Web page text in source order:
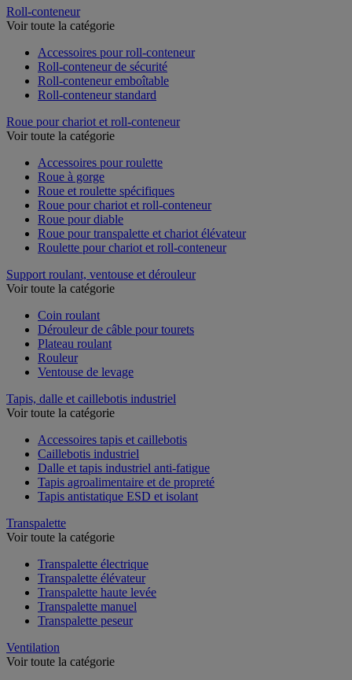
Roll-conteneur
Voir toute la catégorie
Accessoires pour roll-conteneur
Roll-conteneur de sécurité
Roll-conteneur emboîtable
Roll-conteneur standard
Roue pour chariot et roll-conteneur
Voir toute la catégorie
Accessoires pour roulette
Roue à gorge
Roue et roulette spécifiques
Roue pour chariot et roll-conteneur
Roue pour diable
Roue pour transpalette et chariot élévateur
Roulette pour chariot et roll-conteneur
Support roulant, ventouse et dérouleur
Voir toute la catégorie
Coin roulant
Dérouleur de câble pour tourets
Plateau roulant
Rouleur
Ventouse de levage
Tapis, dalle et caillebotis industriel
Voir toute la catégorie
Accessoires tapis et caillebotis
Caillebotis industriel
Dalle et tapis industriel anti-fatigue
Tapis agroalimentaire et de propreté
Tapis antistatique ESD et isolant
Transpalette
Voir toute la catégorie
Transpalette électrique
Transpalette élévateur
Transpalette haute levée
Transpalette manuel
Transpalette peseur
Ventilation
Voir toute la catégorie